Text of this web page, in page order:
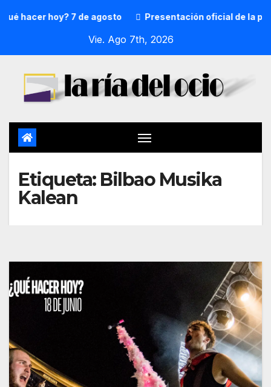
hacer hoy? 7 de agosto Presentación oficial de la
Vie. Ago 7th, 2026
Etiqueta: Bilbao Musika
Kalean